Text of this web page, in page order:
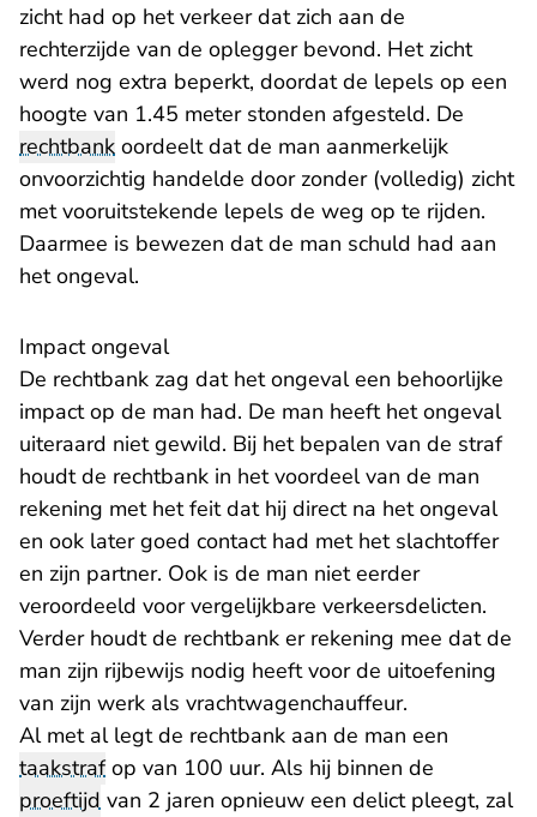
zicht had op het verkeer dat zich aan de
rechterzijde van de oplegger bevond. Het zicht
werd nog extra beperkt, doordat de lepels op een
hoogte van 1.45 meter stonden afgesteld. De
rechtbank oordeelt dat de man aanmerkelijk
onvoorzichtig handelde door zonder (volledig) zicht
met vooruitstekende lepels de weg op te rijden.
Daarmee is bewezen dat de man schuld had aan
het ongeval.
Impact ongeval
De rechtbank zag dat het ongeval een behoorlijke
impact op de man had. De man heeft het ongeval
uiteraard niet gewild. Bij het bepalen van de straf
houdt de rechtbank in het voordeel van de man
rekening met het feit dat hij direct na het ongeval
en ook later goed contact had met het slachtoffer
en zijn partner. Ook is de man niet eerder
veroordeeld voor vergelijkbare verkeersdelicten.
Verder houdt de rechtbank er rekening mee dat de
man zijn rijbewijs nodig heeft voor de uitoefening
van zijn werk als vrachtwagenchauffeur.
Al met al legt de rechtbank aan de man een
taakstrafop van 100 uur. Als hij binnen de
proeftijd van 2 jaren opnieuw een delict pleegt, zal